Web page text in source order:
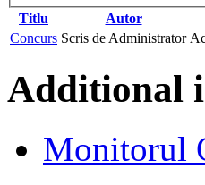
Titlu
Autor
Concurs Scris de Administrator
Additional
Monitorul